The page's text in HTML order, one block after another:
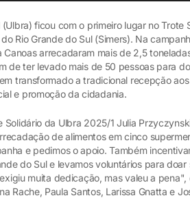
ficou com o primeiro lugar no Trote
Rio Grande do Sul (Simers). Na
arrecadaram mais de 2,5
de ter levado mais de 50 pessoas para
transformado a tradicional recepção
e promoção da cidadania.
Solidário da Ulbra 2025/1 Julia
de alimentos em cinco
e pedimos o apoio. Também
do Sul e levamos voluntários para
muita dedicação, mas valeu a
Rache, Paula Santos, Larissa Gnatta e